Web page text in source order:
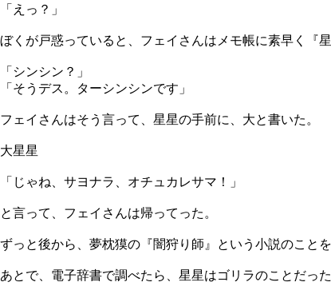
「えっ？」
ぼくが戸惑っていると、フェイさんはメモ帳に素早く『星
「シンシン？」
「そうデス。ターシンシンです」
フェイさんはそう言って、星星の手前に、大と書いた。
大星星
「じゃね、サヨナラ、オチュカレサマ！」
と言って、フェイさんは帰ってった。
ずっと後から、夢枕獏の『闇狩り師』という小説のこと
あとで、電子辞書で調べたら、星星はゴリラのことだっ